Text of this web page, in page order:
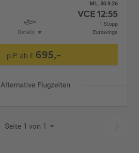
Details
Mi., 30.9.26
VCE 12:55
1 Stopp
Eurowings
p.P. ab € 695,-
Alternative Flugzeiten
Seite 1 von 1